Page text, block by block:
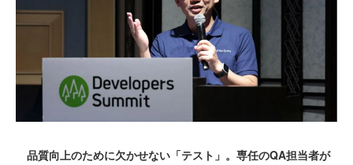
品質向上のために欠かせない「テスト」。専任のQA担当者が